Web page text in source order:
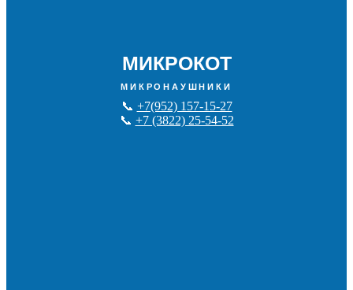
МИКРОКОТ
МИКРОНАУШНИКИ
📞 +7(952) 157-15-27
📞 +7 (3822) 25-54-52